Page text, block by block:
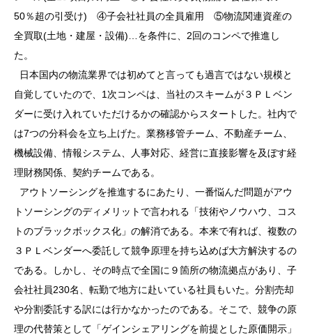
50％超の引受け) ④子会社社員の全員雇用 ⑤物流関連資産の
全買取(土地・建屋・設備)…を条件に、2回のコンペで推進し
た。
日本国内の物流業界では初めてと言っても過言ではない規模と
自覚していたので、1次コンペは、当社のスキームが３ＰＬベン
ダーに受け入れていただけるかの確認からスタートした。社内で
は7つの分科会を立ち上げた。業務移管チーム、不動産チーム、
機械設備、情報システム、人事対応、経営に直接影響を及ぼす経
理財務関係、契約チームである。
アウトソーシングを推進するにあたり、一番悩んだ問題がアウ
トソーシングのディメリットで言われる「技術やノウハウ、コス
トのブラックボックス化」の解消である。本来で有れば、複数の
３ＰＬベンダーへ委託して競争原理を持ち込めば大方解決するの
である。しかし、その時点で全国に９箇所の物流拠点があり、子
会社社員230名、転勤で地方に赴いている社員もいた。分割売却
や分割委託する訳には行かなかったのである。そこで、競争の原
理の代替策として「ゲインシェアリングを前提とした原価開示」